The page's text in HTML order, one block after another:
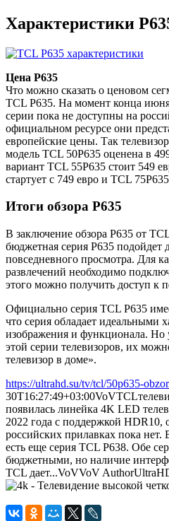
Характеристики
Цена P635
Что можно сказать о ценовом
TCL P635. На момент конца
серии пока не доступны на
официальном ресурсе они
европейские цены. Так
модель TCL 50P635 оценена в
вариант TCL 55P635 стоит 549
стартует с 749 евро и TCL
Итоги обзора P635
В заключение обзора P635 от
бюджетная серия P635 подойдет
повседневного просмотра. Для
развлечений необходимо
этого можно получить доступ к
Официально серия TCL P635
что серия обладает идеальными
изображения и функционала. Но
этой серии телевизоров, их
телевизор в доме».
https://ultrahd.su/tv/tcl/50p635-
30T16:27:49+03:00VoVTCL
появилась линейка 4K LED
2022 года с поддержкой HDR10,
российских прилавках пока
есть еще серия TCL P638. Обе
бюджетными, но наличие
TCL дает...VoVVoV Author